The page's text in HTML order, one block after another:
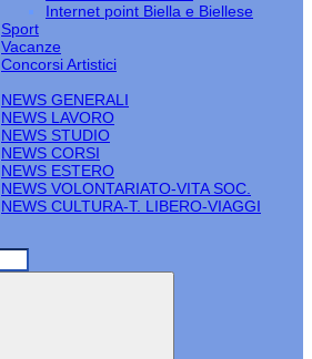
Internet point Biella e Biellese
Sport
Vacanze
Concorsi Artistici
NEWS GENERALI
NEWS LAVORO
NEWS STUDIO
NEWS CORSI
NEWS ESTERO
NEWS VOLONTARIATO-VITA SOC.
NEWS CULTURA-T. LIBERO-VIAGGI